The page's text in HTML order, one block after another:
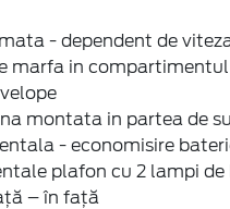
- dependent de
marfa in
montata in partea de
- economisire
plafon cu 2 lampi de
– în față